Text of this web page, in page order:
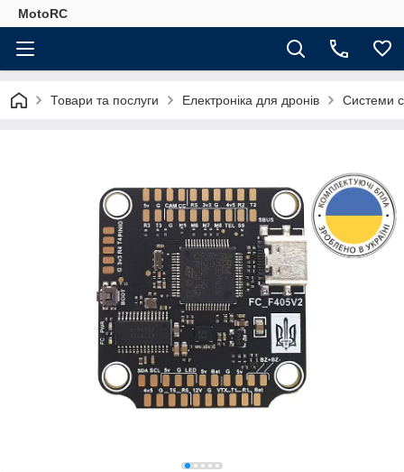
MotoRC
Товари та послуги Електроніка для дронів Системи